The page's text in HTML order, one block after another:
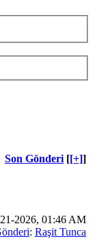
Son Gönderi [[+]]
2026, 01:46 AM
: Raşit Tunca